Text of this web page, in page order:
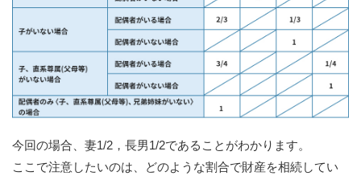
今回の場合、妻1/2，長男1/2であることがわかります。
ここで注意したいのは、どのような割合で財産を相続してい